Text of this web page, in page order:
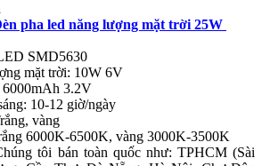
pha led năng lượng mặt trời 25W
SMD5630
mặt trời: 10W 6V
3.2V
10-12 giờ/ngày
vàng
6000K-6500K, vàng 3000K-3500K
tôi bán toàn quốc như: TPHCM (Sài